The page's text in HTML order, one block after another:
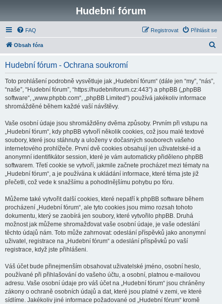
Hudební fórum
FAQ Přihlásit se
Registrovat
Obsah fóra
Hudební fórum - Ochrana soukromí
Toto prohlášení podrobně vysvětluje jak „Hudební fórum“ (dále jen “my”, “nás”,
“naše”, “Hudební fórum”, “https://hudebniforum.cz:443”) a phpBB („phpBB
software“, „www.phpbb.com“, „phpBB Limited“) používá jakékoliv informace
shromážděné během každé vaší návštěvy.
Vaše osobní údaje jsou shromážděny dvěma způsoby. Prvním při vstupu na
„Hudební fórum“, kdy phpBB vytvoří několik cookies, což jsou malé textové
soubory, které jsou stáhnuty a uloženy v dočasných souborech vašeho
internetového prohlížeče. První dvě cookies obsahují jen uživatelské-id a
anonymní identifikátor session, které je vám automaticky přiděleno phpBB
softwarem. Třetí cookie se vytvoří, jakmile začnete procházet mezi tématy na
„Hudební fórum“, a je používána k ukládání informace, které téma jste již
přečetli, což vede k snažšímu a pohodlnějšímu pohybu po fóru.
Můžeme také vytvořit další cookies, které nepatří k phpBB software během
procházení „Hudební fórum“, ale tyto cookies jsou mimo rozsah tohoto
dokumentu, který se zaobírá jen soubory, které vytvořilo phpBB. Druhá
možnost jak můžeme shromažďovat vaše osobní údaje, je vaše odeslání
těchto údajů nám. Toto může zahrnovat: odeslání příspěvků jako anonymní
uživatel, registrace na „Hudební fórum“ a odeslání příspěvků po vaší
registrace, když jste přihlášeni.
Váš účet bude přinejmenším obsahovat uživatelské jméno, osobní heslo,
používané při přihlašování do vašeho účtu, a osobní, platnou e-mailovou
adresu. Vaše osobní údaje pro váš účet na „Hudební fórum“ jsou chráněny
zákony o ochraně osobních údajů a dat, které jsou platné v zemi, ve které
sídlíme. Jakékoliv jiné informace požadované od „Hudební fórum“ kromě